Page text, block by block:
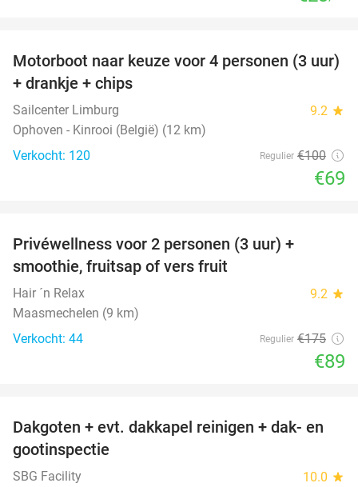
31%
Motorboot naar keuze voor 4 personen (3 uur)
+ drankje + chips
Sailcenter Limburg 9.2 star
Ophoven - Kinrooi (België) (12 km)
Verkocht: 120
Regulier €100
€69
Privéwellness voor 2 personen (3 uur) +
smoothie, fruitsap of vers fruit
Hair ´n Relax 9.2 star
Maasmechelen (9 km)
Verkocht: 44
Regulier €175
€89
41%
Dakgoten + evt. dakkapel reinigen + dak- en
gootinspectie
SBG Facility 10.0 star